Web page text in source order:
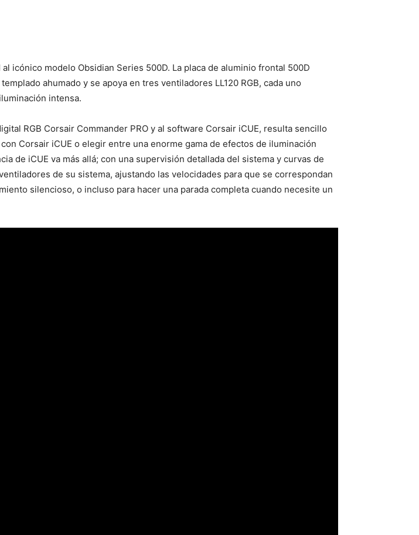
icónico modelo Obsidian Series 500D. La placa de aluminio frontal 500D
ahumado y se apoya en tres ventiladores LL120 RGB, cada uno
intensa.
RGB Corsair Commander PRO y al software Corsair iCUE, resulta sencillo
Corsair iCUE o elegir entre una enorme gama de efectos de iluminación
de iCUE va más allá; con una supervisión detallada del sistema y curvas de
de su sistema, ajustando las velocidades para que se correspondan
silencioso, o incluso para hacer una parada completa cuando necesite un